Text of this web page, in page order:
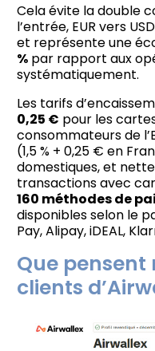
Cela évite la double
l’entrée, EUR vers
et représente une
% par rapport aux
systématiquement.
Les tarifs
0,25 € pour les
consommateurs de
(1,5 % + 0,25 € en
domestiques, et
transactions avec
160 méthodes de
disponibles selon le
Pay, Alipay, iDEAL,
Que pensent
clients